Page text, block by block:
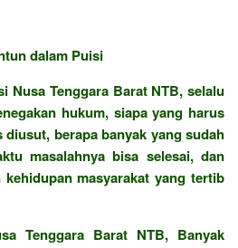
dalam Puisi
Nusa Tenggara Barat NTB, selalu
hukum, siapa yang harus
diusut, berapa banyak yang sudah
masalahnya bisa selesai, dan
kehidupan masyarakat yang tertib
Tenggara Barat NTB, Banyak